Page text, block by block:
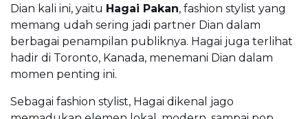
Dian kali ini, yaitu Hagai Pakan, fashion stylist yang
memang udah sering jadi partner Dian dalam
berbagai penampilan publiknya. Hagai juga terlihat
hadir di Toronto, Kanada, menemani Dian dalam
momen penting ini.
Sebagai fashion stylist, Hagai dikenal jago